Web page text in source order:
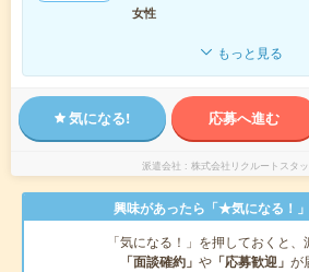
女性
もっと見る
気になる! 応募へ進む
派遣会社 株式会社リクルートスタ
興味があったら「★気になる！
「気になる！」を押しておくと、
「面談確約」 や 「応募歓迎」 が